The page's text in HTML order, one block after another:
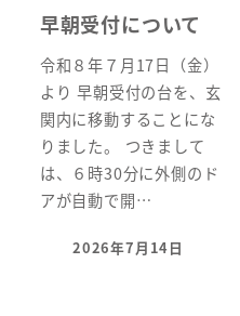
早朝受付について
令和８年７月17日（金）
より 早朝受付の台を、玄
関内に移動することにな
りました。 つきまして
は、６時30分に外側のド
アが自動で開…
投稿日
2026年7月14日